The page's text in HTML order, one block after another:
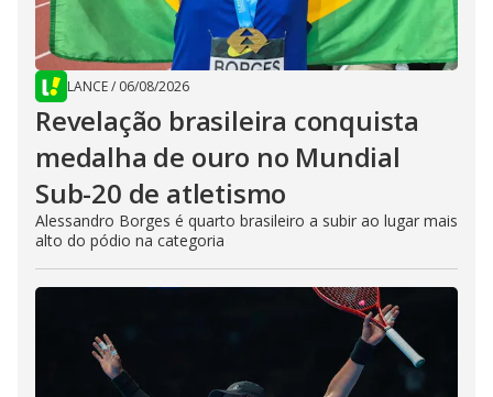
LANCE/ 06/08/2026
Revelação brasileira conquista
medalha de ouro no Mundial
Sub-20 de atletismo
Alessandro Borges é quarto brasileiro a subir ao lugar mais
alto do pódio na categoria